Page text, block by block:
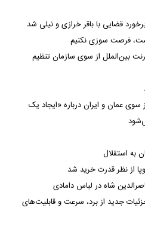
قضایی با باقر خرازی و نیلی شد
فرصت سوزی نکنیم
۲.۷ برای اینترنت بین‌الملل از سوی سازمان تنظیم
عمان و ایران درباره «ایجاد یک
از نظر قدرت خرید شد
شاه در لباس دامادی
جدید از برد، سرعت و قابلیت‌های